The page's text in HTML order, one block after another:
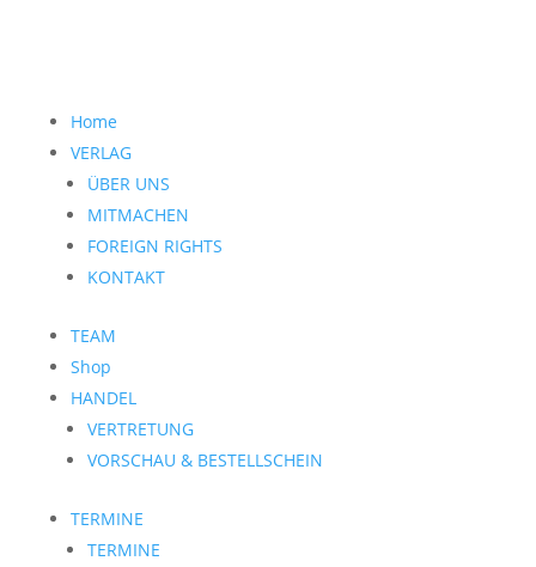
Home
VERLAG
ÜBER UNS
MITMACHEN
FOREIGN RIGHTS
KONTAKT
TEAM
Shop
HANDEL
VERTRETUNG
VORSCHAU & BESTELLSCHEIN
TERMINE
TERMINE